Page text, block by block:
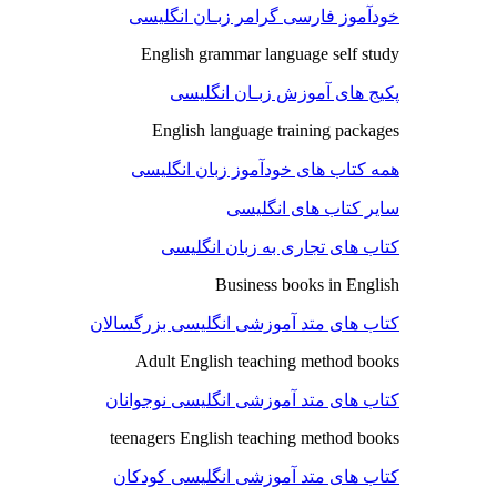
خودآموز فارسی گرامر زبـان انگلیسی
English grammar language self study
پکیج های آموزش زبـان انگلیسی
English language training packages
همه کتاب های خودآموز زبان انگلیسی
سایر کتاب های انگلیسی
کتاب های تجاری به زبان انگلیسی
Business books in English
کتاب های متد آموزشی انگلیسی بزرگسالان
Adult English teaching method books
کتاب های متد آموزشی انگلیسی نوجوانان
teenagers English teaching method books
کتاب های متد آموزشی انگلیسی کودکان